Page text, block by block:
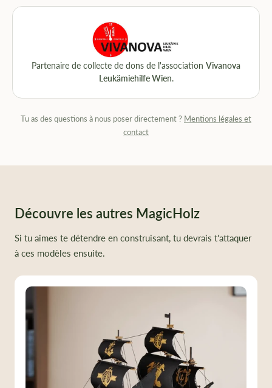
Partenaire de collecte de dons de l'association Vivanova
Leukämiehilfe Wien.
Tu as des questions à nous poser directement ? Mentions légales et
contact
Découvre les autres MagicHolz
Si tu aimes te détendre en construisant, tu devrais t'attaquer
à ces modèles ensuite.